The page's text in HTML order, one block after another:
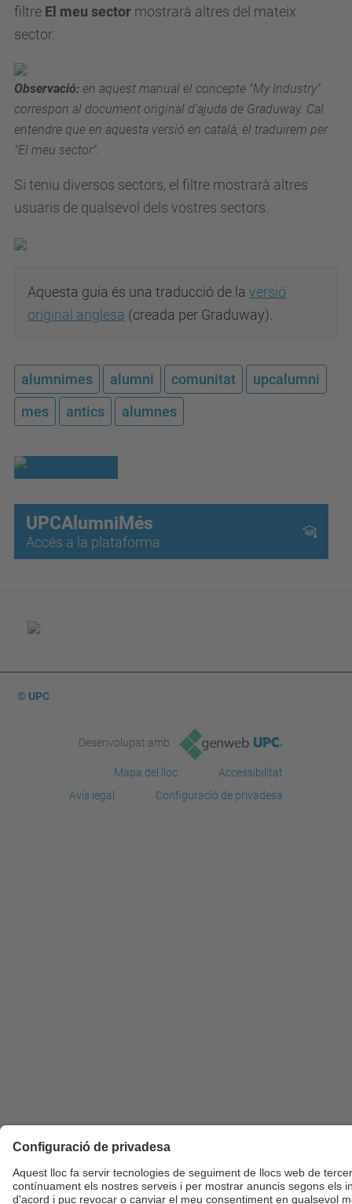
filtre El meu sector mostrarà altres del mateix
sector.
Observació: en aquest manual el concepte "My Industry"
correspon al document original d'ajuda de Graduway. Cal
entendre que en aquesta versió en català, el traduirem per
"El meu sector".
Si teniu diversos sectors, el filtre mostrarà altres
usuaris de qualsevol dels vostres sectors.
Aquesta guia és una traducció de la versió
original anglesa (creada per Graduway).
alumnimes alumni comunitat
upcalumni
mes
antics alumnes
UPCAlumniMés
Accés a la plataforma
© UPC
Desenvolupat amb
Mapa del lloc
Accessibilitat
Avís legal
Configuració de privadesa